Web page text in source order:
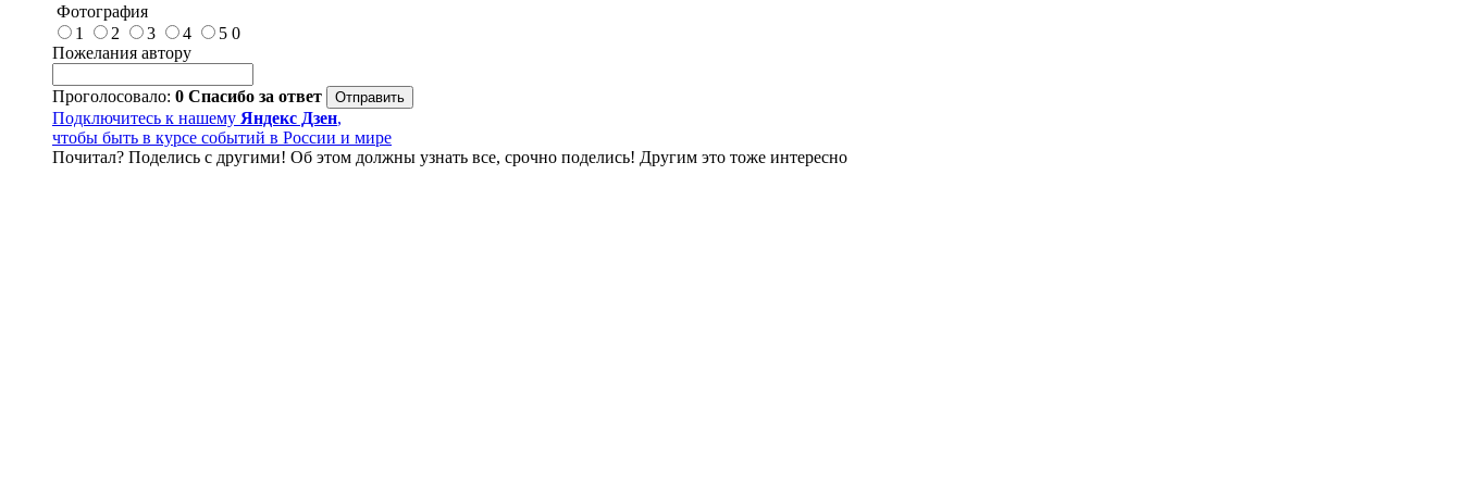
Фотография
1
2 3 4 5 0
Пожелания автору
Проголосовало: 0 Спасибо за ответ
Подключитесь к нашему Яндекс Дзен,
чтобы быть в курсе событий в России и мире
Почитал? Поделись с другими! Об этом должны узнать все, срочно поделись! Другим это тоже интересно